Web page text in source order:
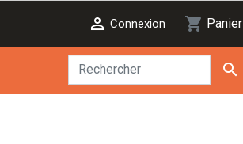
 Connexion shopping_cart Panier
